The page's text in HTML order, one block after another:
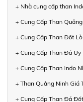
+ Nhà cung cấp than
+ Cung Cấp Than
+ Cung Cấp Than Đốt
+ Cung Cấp Than Đá Uy
+ Cung Cấp Than Indo
+ Than Quảng Ninh Giá
+ Cung Cấp Than Đá